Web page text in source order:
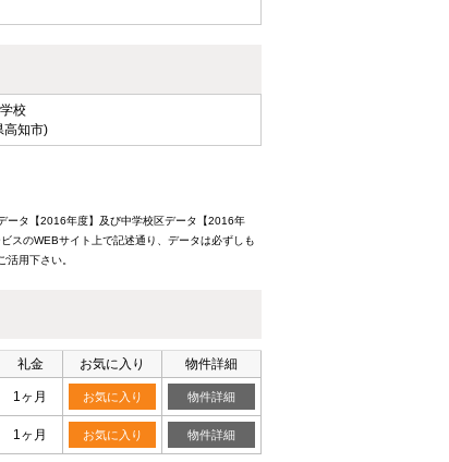
校
高知市)
ータ【2016年度】及び中学校区データ【2016年
スのWEBサイト上で記述通り、データは必ずしも
用下さい。
礼金 お気に入り 物件詳細
1ヶ月 お気に入り 物件詳細
1ヶ月 お気に入り 物件詳細